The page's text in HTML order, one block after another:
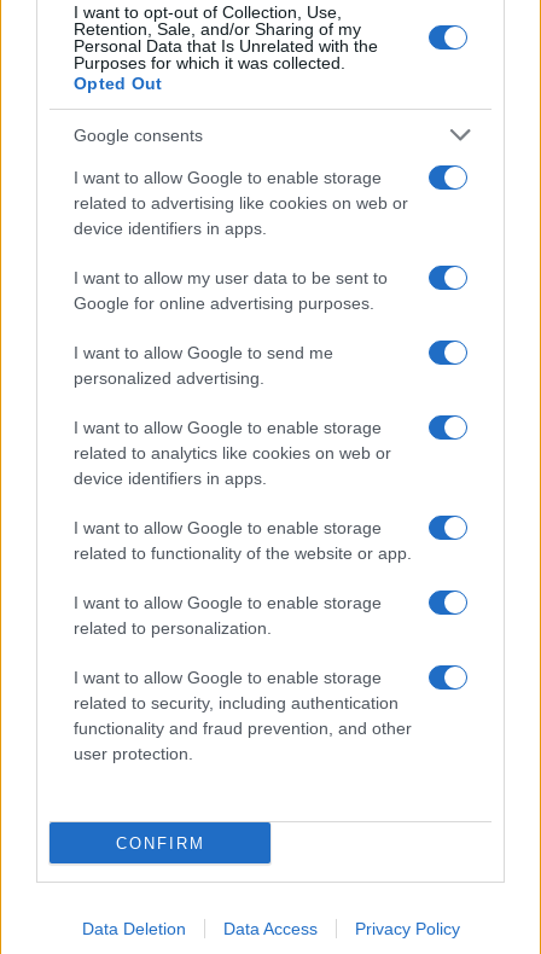
I want to opt-out of Collection, Use,
Retention, Sale, and/or Sharing of my
Personal Data that Is Unrelated with the
Purposes for which it was collected.
Opted Out
Google consents
I want to allow Google to enable storage
related to advertising like cookies on web or
device identifiers in apps.
I want to allow my user data to be sent to
Google for online advertising purposes.
I want to allow Google to send me
personalized advertising.
I want to allow Google to enable storage
related to analytics like cookies on web or
device identifiers in apps.
I want to allow Google to enable storage
related to functionality of the website or app.
I want to allow Google to enable storage
related to personalization.
I want to allow Google to enable storage
related to security, including authentication
functionality and fraud prevention, and other
user protection.
CONFIRM
Data Deletion Data Access Privacy Policy
Dizionario dei Sogni – J
Dizionario dei Sogni – L
Dizionario dei Sogni – M
Dizionario dei Sogni – N
Dizionario dei Sogni – O
Dizionario dei Sogni – P
Dizionario dei Sogni – R
Dizionario dei Sogni – T
Dizionario dei Sogni – U
Dizionario dei Sogni – V
Dizionario dei Sogni – Z
alla Z
Smorfia
Sogni Ricorrenti
SmorfiaNapoletana.org – Tutti i diritti riservati –
Cookie Policy
SmorfiaNapoletana.org• Creato conGeneratePress